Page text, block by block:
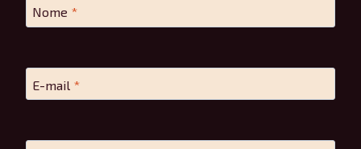
Nome *
E-mail *